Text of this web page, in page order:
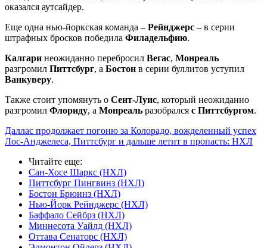
оказался аутсайдер.
Еще одна нью-йоркская команда – Рейнджерс – в серии
штрафных бросков победила Филадельфию.
Калгари неожиданно перебросил Вегас, Монреаль
разгромил Питтсбург, а Бостон в серии буллитов уступил
Ванкуверу.
Также стоит упомянуть о Сент-Луис, который неожиданно
разгромил Флориду, а Монреаль разобрался с Питтсбургом.
Даллас продолжает погоню за Колорадо, вожделенный успех
Лос-Анджелеса, Питтсбург и дальше летит в пропасть: НХЛ
Читайте еще:
Сан-Хосе Шаркс (НХЛ)
Питтсбург Пингвинз (НХЛ)
Бостон Брюинз (НХЛ)
Нью-Йорк Рейнджерс (НХЛ)
Баффало Сейбрз (НХЛ)
Миннесота Уайлд (НХЛ)
Оттава Сенаторс (НХЛ)